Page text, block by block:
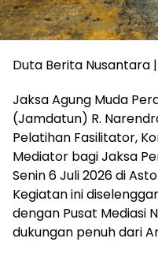
Duta Berita Nusantara
Jaksa Agung Muda
(Jamdatun) R.
Pelatihan Fasilitator,
Mediator bagi Jaksa
Senin 6 Juli 2026 di
Kegiatan ini
dengan Pusat Mediasi
dukungan penuh dari